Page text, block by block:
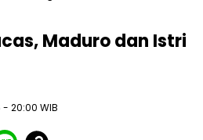
Maduro dan Istri
- 20:00 WIB